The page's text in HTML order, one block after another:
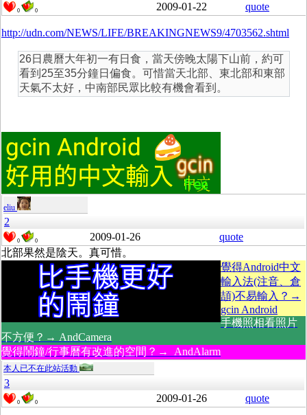
0 0 2009-01-22 quote
http://udn.com/NEWS/LIFE/BREAKINGNEWS9/4703562.shtml
26日農曆大年初一有日食，當天傍晚太陽下山前，約可
看到25至35分鐘日偏食。可惜當天北部、東北部和東部
天氣不太好，中南部民眾比較有機會看到。
eliu
2
0 0 2009-01-26
quote
北部果然是陰天。真可惜。
覺得Android中文
輸入法(注音、倉
頡)不易輸入？→
gcin Android
手機照相看照片
不方便？→ AndCamera
覺得鬧鐘/行事曆有改進的空間？→ AndAlarm
本人已不在此站活動
3
0 0 2009-01-26 quote